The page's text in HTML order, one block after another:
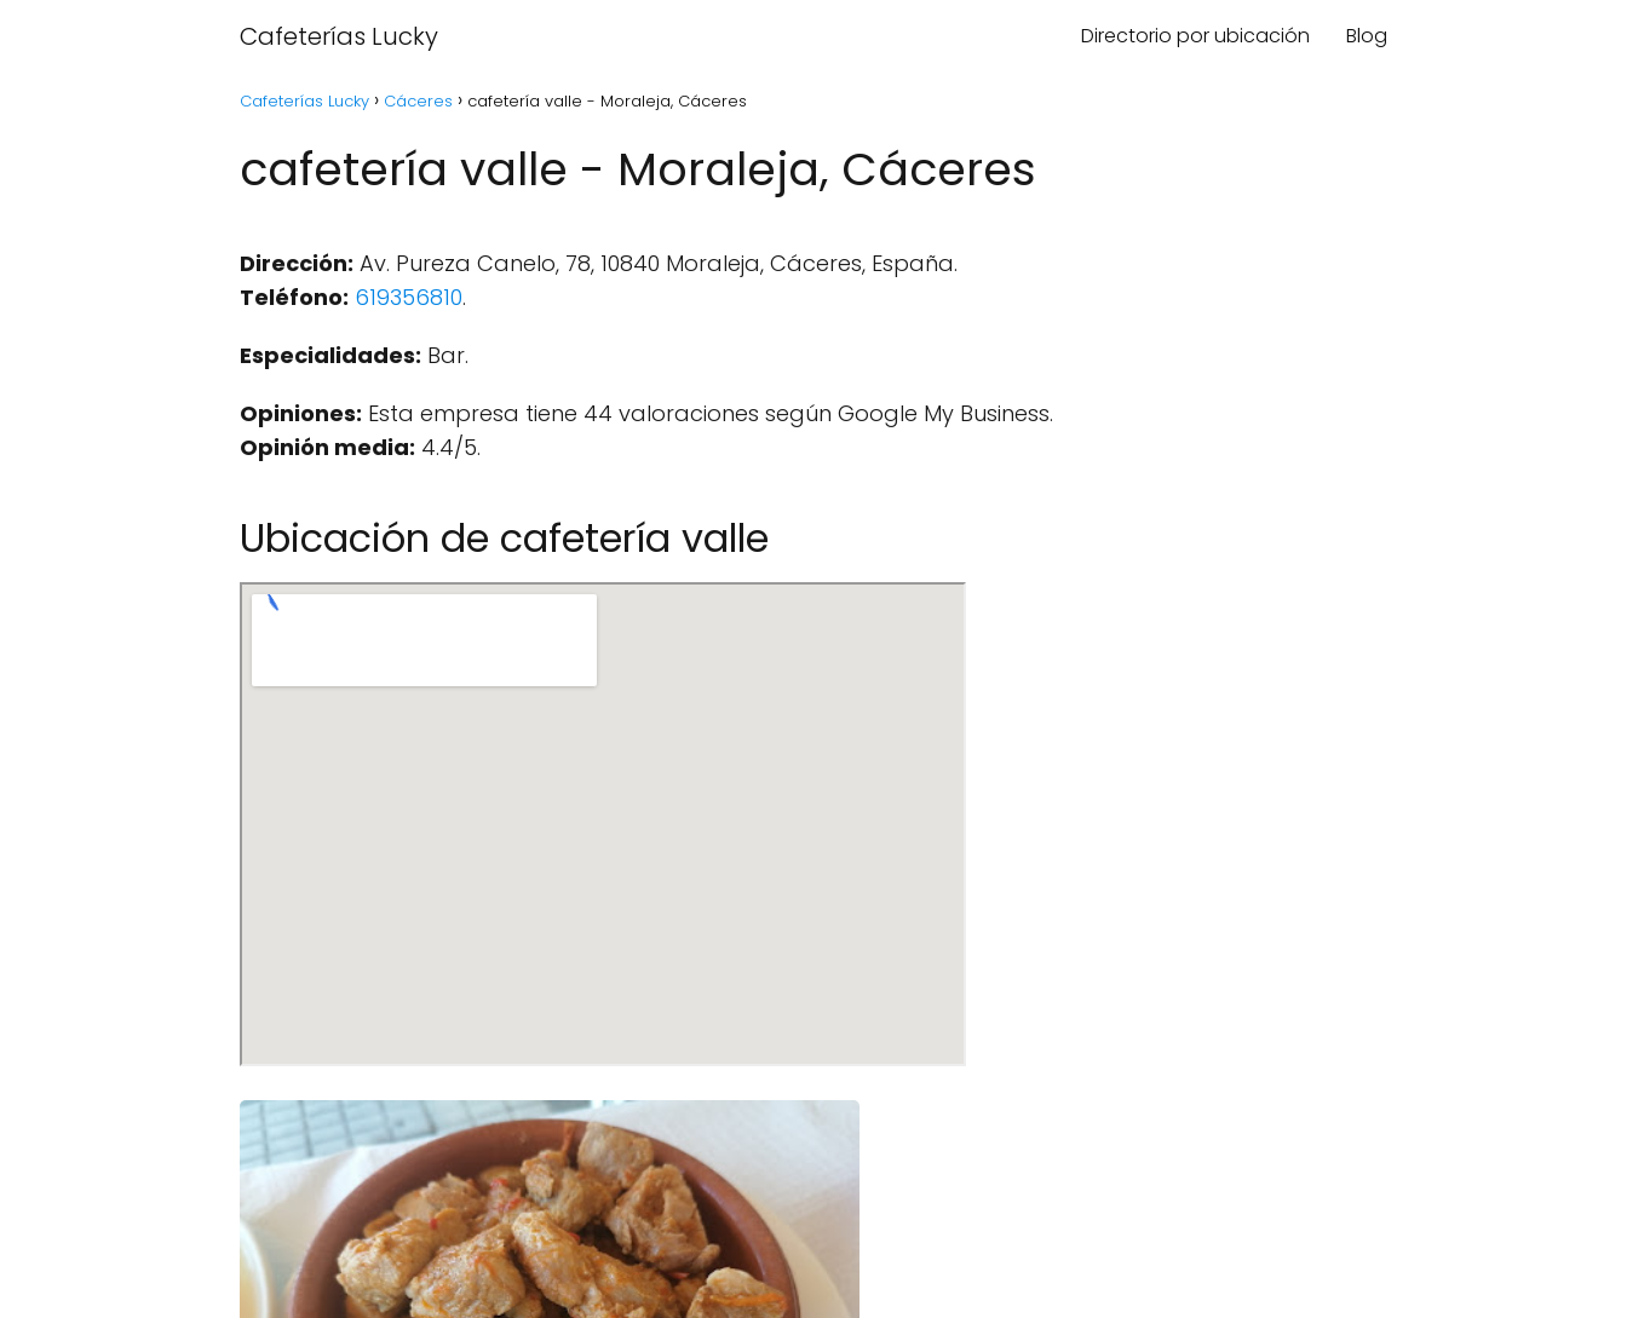
Cafeterías Lucky Directorio por ubicación Blog
Cafeterías Lucky Cáceres cafetería valle - Moraleja, Cáceres
cafetería valle - Moraleja, Cáceres
Dirección: Av. Pureza Canelo, 78, 10840 Moraleja, Cáceres, España.
Teléfono: 619356810.
Especialidades: Bar.
Opiniones: Esta empresa tiene 44 valoraciones según Google My Business.
Opinión media: 4.4/5.
Ubicación de cafetería valle